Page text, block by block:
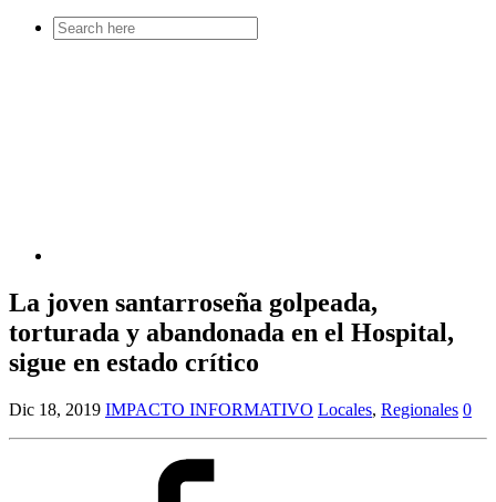
Search
for:
La joven santarroseña golpeada,
torturada y abandonada en el Hospital,
sigue en estado crítico
Dic 18, 2019 IMPACTO INFORMATIVO Locales, Regionales 0